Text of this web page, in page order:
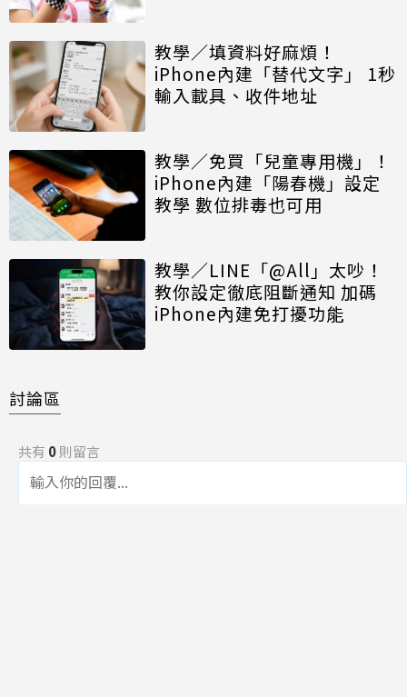
教學／填資料好麻煩！
iPhone內建「替代文字」 1秒
輸入載具、收件地址
教學／免買「兒童專用機」！
iPhone內建「陽春機」設定
教學 數位排毒也可用
教學／LINE「@All」太吵！
教你設定徹底阻斷通知 加碼
iPhone內建免打擾功能
討論區
共有 0則留言